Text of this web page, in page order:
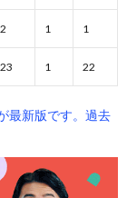
2 1 1
23 1 22
最新版です。過去